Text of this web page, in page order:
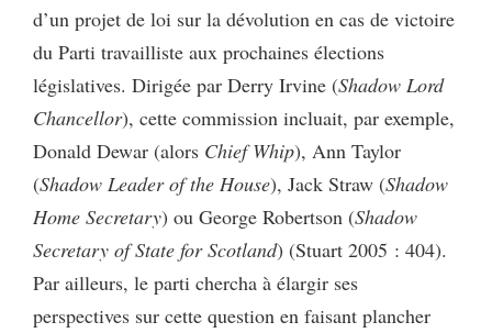
d’un projet de loi sur la dévolution en cas de victoire
du Parti travailliste aux prochaines élections
législatives. Dirigée par Derry Irvine (Shadow Lord
Chancellor), cette commission incluait, par exemple,
Donald Dewar (alors Chief Whip), Ann Taylor
(Shadow Leader of the House), Jack Straw (Shadow
Home Secretary) ou George Robertson (Shadow
Secretary of State for Scotland) (Stuart 2005 : 404).
Par ailleurs, le parti chercha à élargir ses
perspectives sur cette question en faisant plancher